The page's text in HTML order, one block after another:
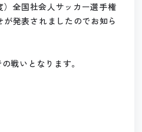
）全国社会人サッカー選手権
発表されましたのでお知ら
戦いとなります。